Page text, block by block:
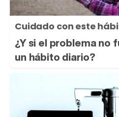
Cuidado con este
¿Y si el problema no
un hábito diario?